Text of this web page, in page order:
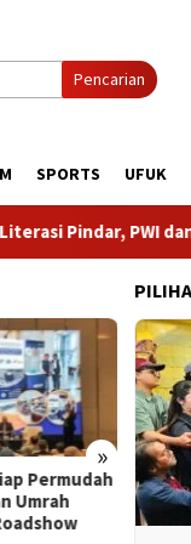
Pencarian
SPORTS UFUK
Pindar, PWI dan
»
Permudah
Umrah
​8